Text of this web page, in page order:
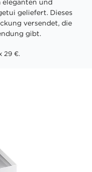
eleganten und
geliefert. Dieses
versendet, die
gibt.
29 €.